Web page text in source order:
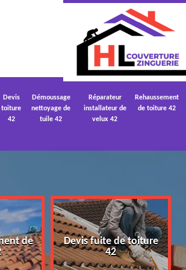
Devis
toiture
42
Démoussage
nettoyage de
tuile 42
Réparateur
installateur de
velux 42
Rehaussement
de toiture 42
de
Devis fuite de toiture
42